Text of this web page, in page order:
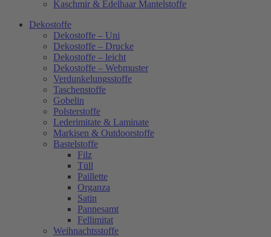
Kaschmir & Edelhaar Mantelstoffe
Dekostoffe
Dekostoffe – Uni
Dekostoffe – Drucke
Dekostoffe – leicht
Dekostoffe – Webmuster
Verdunkelungsstoffe
Taschenstoffe
Gobelin
Polsterstoffe
Lederimitate & Laminate
Markisen & Outdoorstoffe
Bastelstoffe
Filz
Tüll
Paillette
Organza
Satin
Pannesamt
Fellimitat
Weihnachtsstoffe